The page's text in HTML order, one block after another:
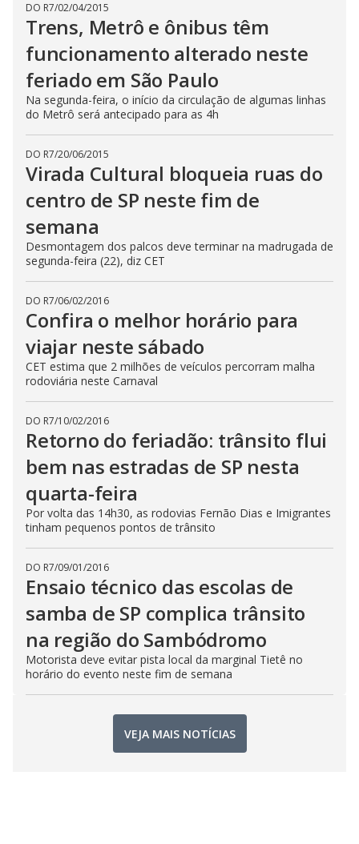
DO R7/02/04/2015
Trens, Metrô e ônibus têm
funcionamento alterado neste
feriado em São Paulo
Na segunda-feira, o início da circulação de algumas linhas
do Metrô será antecipado para as 4h
DO R7/20/06/2015
Virada Cultural bloqueia ruas do
centro de SP neste fim de
semana
Desmontagem dos palcos deve terminar na madrugada de
segunda-feira (22), diz CET
DO R7/06/02/2016
Confira o melhor horário para
viajar neste sábado
CET estima que 2 milhões de veículos percorram malha
rodoviária neste Carnaval
DO R7/10/02/2016
Retorno do feriadão: trânsito flui
bem nas estradas de SP nesta
quarta-feira
Por volta das 14h30, as rodovias Fernão Dias e Imigrantes
tinham pequenos pontos de trânsito
DO R7/09/01/2016
Ensaio técnico das escolas de
samba de SP complica trânsito
na região do Sambódromo
Motorista deve evitar pista local da marginal Tietê no
horário do evento neste fim de semana
VEJA MAIS NOTÍCIAS